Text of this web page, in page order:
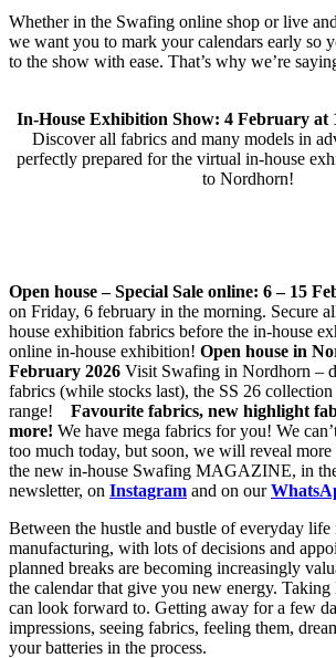
Whether in the Swafing online shop or live
we want you to mark your calendars early so
to the show with ease. That’s why we’re
In-House Exhibition Show: 4 February at
Discover all fabrics and many models in
perfectly prepared for the virtual in-house
to Nordhorn!
Open house – Special Sale online: 6 – 15
on Friday, 6 february in the morning. Secure
house exhibition fabrics before the in-house
online in-house exhibition! Open house in
February 2026 Visit Swafing in Nordhorn –
fabrics (while stocks last), the SS 26
range! Favourite fabrics, new highlight
more! We have mega fabrics for you! We
too much today, but soon, we will reveal
the new in-house Swafing MAGAZINE, in
newsletter, on Instagram and on our
Between the hustle and bustle of everyday life
manufacturing, with lots of decisions and
planned breaks are becoming increasingly
the calendar that give you new energy.
can look forward to. Getting away for a few
impressions, seeing fabrics, feeling them,
your batteries in the process.